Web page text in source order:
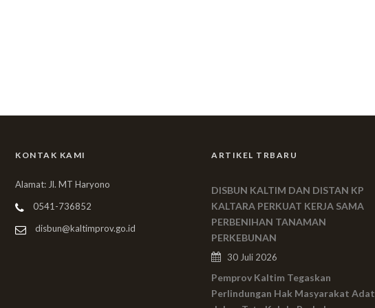
KONTAK KAMI
Alamat: Jl. MT Haryono
0541-736852
disbun@kaltimprov.go.id
ARTIKEL TRBARU
DISBUN KALTIM DAN DISTAN KP
KALTARA PERKUAT KERJA SAMA
PERBENIHAN TANAMAN
PERKEBUNAN
30 Juli 2026
Pemprov Kaltim Tegaskan
Perlindungan Hak Masyarakat Adat